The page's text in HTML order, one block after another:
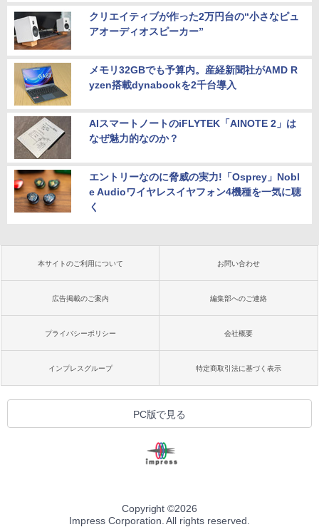
クリエイティブが作った2万円台の“小さなピュ
アオーディオスピーカー”
メモリ32GBでも予算内。産経新聞社がAMD R
yzen搭載dynabookを2千台導入
AIスマートノートのiFLYTEK「AINOTE 2」は
なぜ魅力的なのか？
エントリーなのに脅威の実力!「Osprey」Nobl
e Audioワイヤレスイヤフォン4機種を一気に聴
く
本サイトのご利用について お問い合わせ
広告掲載のご案内 編集部へのご連絡
プライバシーポリシー 会社概要
インプレスグループ 特定商取引法に基づく表示
PC版で見る
Copyright ©2026
Impress Corporation. All rights reserved.